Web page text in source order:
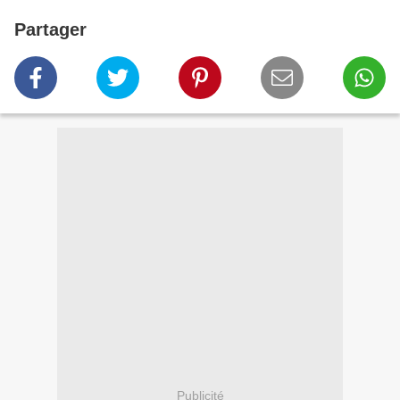
Partager
Publicité